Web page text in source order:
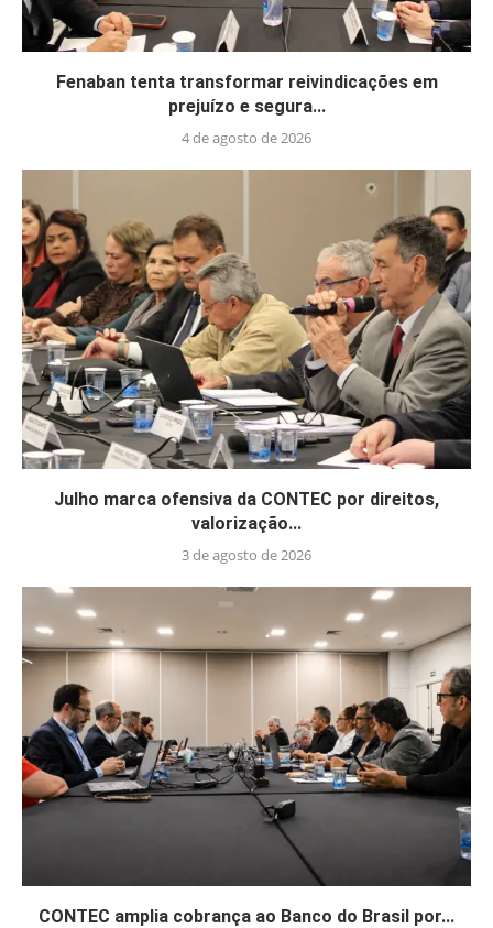
Fenaban tenta transformar reivindicações em
prejuízo e segura...
4 de agosto de 2026
Julho marca ofensiva da CONTEC por direitos,
valorização...
3 de agosto de 2026
CONTEC amplia cobrança ao Banco do Brasil por...